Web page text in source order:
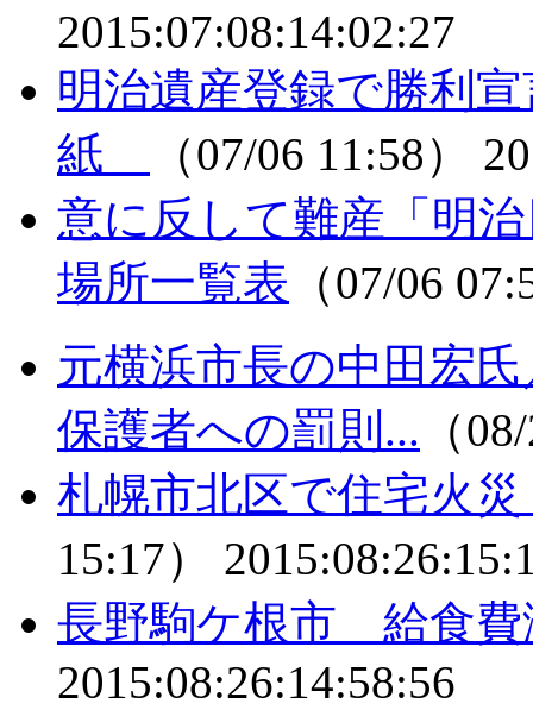
2015:07:08:14:02:27
明治遺産登録で勝利
紙
（07/06 11:58）
意に反して難産「明
場所一覧表 （07/06
元横浜市長の中田宏
保護者への罰則... （
札幌市北区で住宅火
15:17）
長野駒ケ根市 給食費
2015:08:26:14:58:56